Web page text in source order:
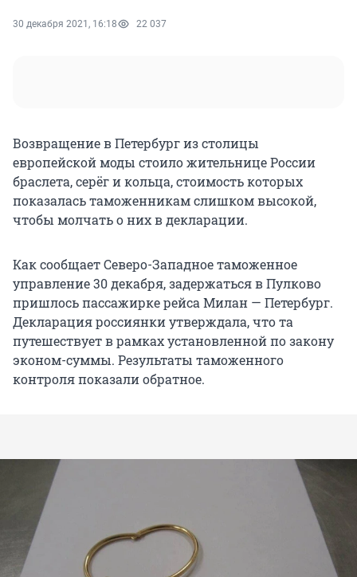
30 декабря 2021, 16:18 22 037
Возвращение в Петербург из столицы
европейской моды стоило жительнице России
браслета, серёг и кольца, стоимость которых
показалась таможенникам слишком высокой,
чтобы молчать о них в декларации.
Как сообщает Северо-Западное таможенное
управление 30 декабря, задержаться в Пулково
пришлось пассажирке рейса Милан — Петербург.
Декларация россиянки утверждала, что та
путешествует в рамках установленной по закону
эконом-суммы. Результаты таможенного
контроля показали обратное.